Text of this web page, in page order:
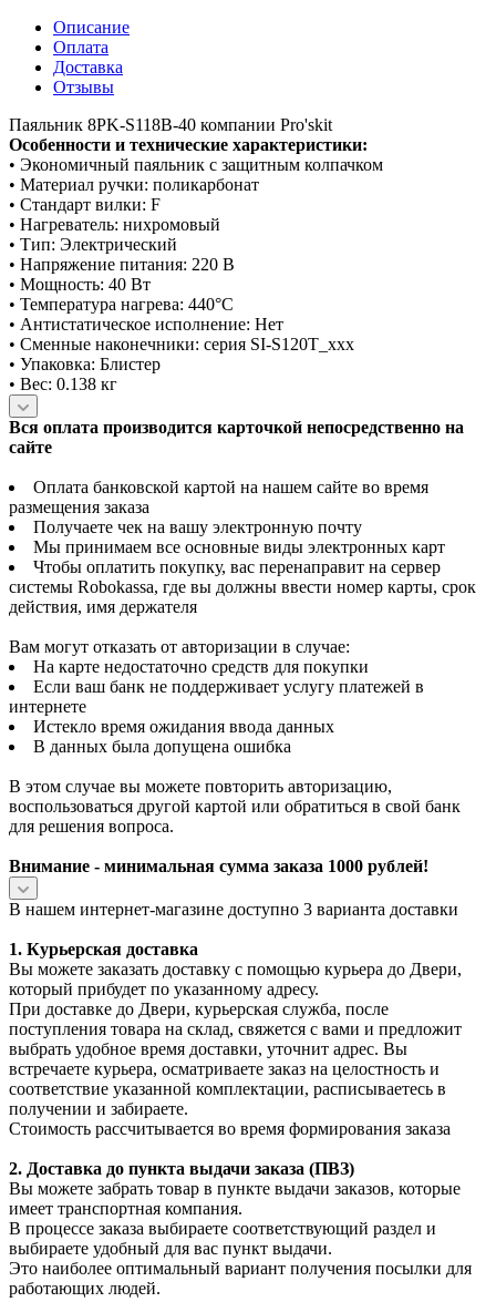
Описание
Оплата
Доставка
Отзывы
Паяльник 8PK-S118B-40 компании Pro'skit
Особенности и технические характеристики:
• Экономичный паяльник с защитным колпачком
• Материал ручки: поликарбонат
• Стандарт вилки: F
• Нагреватель: нихромовый
• Тип: Электрический
• Напряжение питания: 220 В
• Мощность: 40 Вт
• Температура нагрева: 440°С
• Антистатическое исполнение: Нет
• Сменные наконечники: серия SI-S120T_xxx
• Упаковка: Блистер
• Вес: 0.138 кг
Вся оплата производится карточкой непосредственно на
сайте
Оплата банковской картой на нашем сайте во время
размещения заказа
Получаете чек на вашу электронную почту
Мы принимаем все основные виды электронных карт
Чтобы оплатить покупку, вас перенаправит на сервер
системы Robokassa, где вы должны ввести номер карты, срок
действия, имя держателя
Вам могут отказать от авторизации в случае:
На карте недостаточно средств для покупки
Если ваш банк не поддерживает услугу платежей в
интернете
Истекло время ожидания ввода данных
В данных была допущена ошибка
В этом случае вы можете повторить авторизацию,
воспользоваться другой картой или обратиться в свой банк
для решения вопроса.
Внимание - минимальная сумма заказа 1000 рублей!
В нашем интернет-магазине доступно 3 варианта доставки
1. Курьерская доставка
Вы можете заказать доставку с помощью курьера до Двери,
который прибудет по указанному адресу.
При доставке до Двери, курьерская служба, после
поступления товара на склад, свяжется с вами и предложит
выбрать удобное время доставки, уточнит адрес. Вы
встречаете курьера, осматриваете заказ на целостность и
соответствие указанной комплектации, расписываетесь в
получении и забираете.
Стоимость рассчитывается во время формирования заказа
2. Доставка до пункта выдачи заказа (ПВЗ)
Вы можете забрать товар в пункте выдачи заказов, которые
имеет транспортная компания.
В процессе заказа выбираете соответствующий раздел и
выбираете удобный для вас пункт выдачи.
Это наиболее оптимальный вариант получения посылки для
работающих людей.